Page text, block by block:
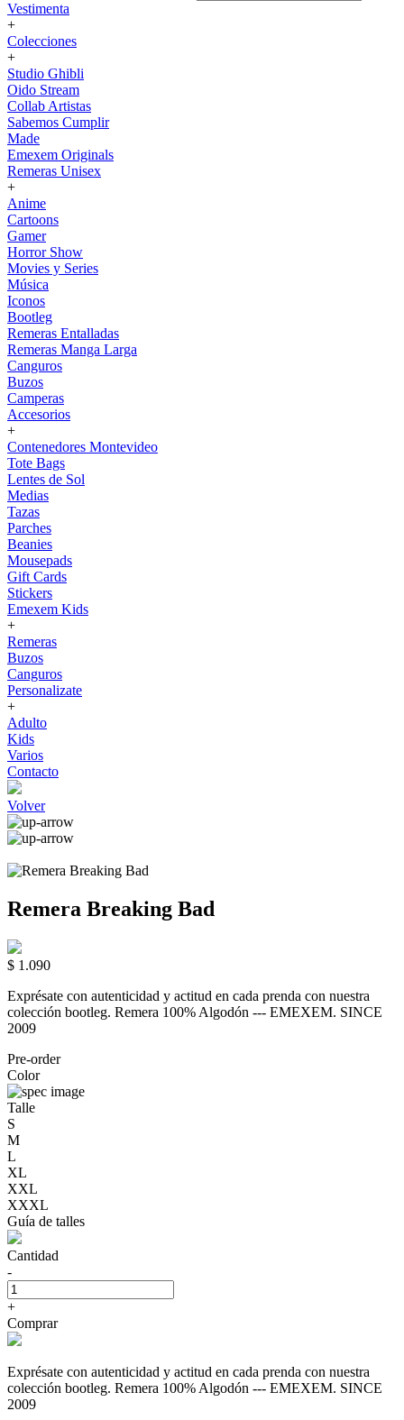
Vestimenta
+
Colecciones
+
Studio Ghibli
Oido Stream
Collab Artistas
Sabemos Cumplir
Made
Emexem Originals
Remeras Unisex
+
Anime
Cartoons
Gamer
Horror Show
Movies y Series
Música
Iconos
Bootleg
Remeras Entalladas
Remeras Manga Larga
Canguros
Buzos
Camperas
Accesorios
+
Contenedores Montevideo
Tote Bags
Lentes de Sol
Medias
Tazas
Parches
Beanies
Mousepads
Gift Cards
Stickers
Emexem Kids
+
Remeras
Buzos
Canguros
Personalizate
+
Adulto
Kids
Varios
Contacto
Volver
Remera Breaking Bad
$ 1.090
Exprésate con autenticidad y actitud en cada prenda con nuestra
colección bootleg. Remera 100% Algodón --- EMEXEM. SINCE
2009
Pre-order
Color
Talle
S
M
L
XL
XXL
XXXL
Guía de talles
Cantidad
-
+
Comprar
Exprésate con autenticidad y actitud en cada prenda con nuestra
colección bootleg. Remera 100% Algodón --- EMEXEM. SINCE
2009